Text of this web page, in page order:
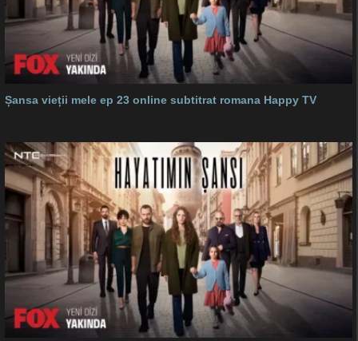
Șansa vieții mele ep 23 online subtitrat romana Happy TV